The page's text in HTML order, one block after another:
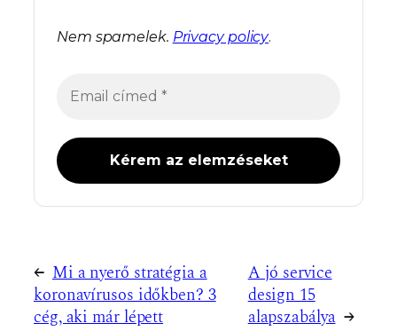
Nem spamelek. Privacy policy.
← Mi a nyerő stratégia a
koronavírusos időkben? 3
cég, aki már lépett
A jó service
design 15
alapszabálya →